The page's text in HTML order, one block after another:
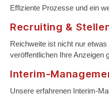
Effiziente Prozesse und ein
Recruiting &
Reichweite ist nicht nur
veröffentlichen Ihre Anzeigen
Interim-
Unsere erfahrenen Interim-